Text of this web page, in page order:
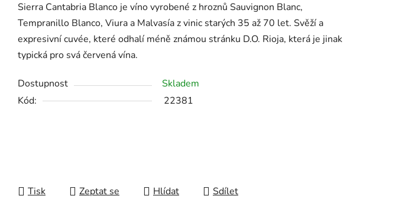
je
0,0
z
5
Sierra Cantabria Blanco je víno vyrobené z hroznů Sauvignon Blanc,
Tempranillo Blanco, Viura a Malvasía z vinic starých 35 až 70 let. Svěží a
expresivní cuvée, které odhalí méně známou stránku D.O. Rioja, která je jinak
typická pro svá červená vína.
Dostupnost
Skladem
Kód:
22381
Tisk Zeptat se Hlídat Sdílet